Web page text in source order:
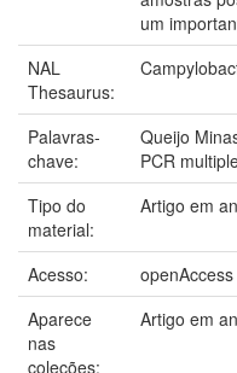
um
NAL
Thesaurus:
Palavras-
chave:
Queijo
PCR
Tipo do
material:
Artigo em
Acesso:
openAccess
Aparece
nas
coleções:
Artigo em